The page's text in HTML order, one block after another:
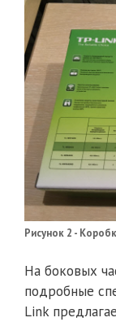
Рисунок 2 -
На боковых
подробные
Link